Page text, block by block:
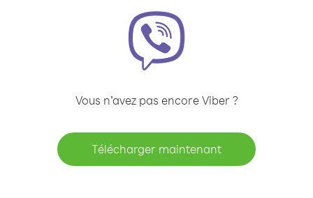
Vous n’avez pas encore Viber ?
Télécharger maintenant